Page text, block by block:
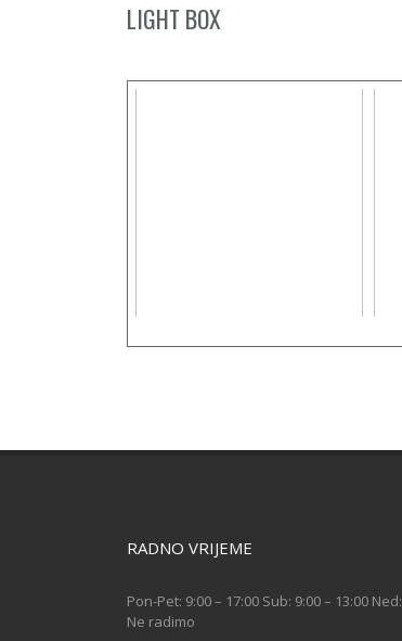
LIGHT BOX
RADNO VRIJEME
Pon-Pet: 9:00 – 17:00 Sub: 9:00 – 13:00 Ned:
Ne radimo